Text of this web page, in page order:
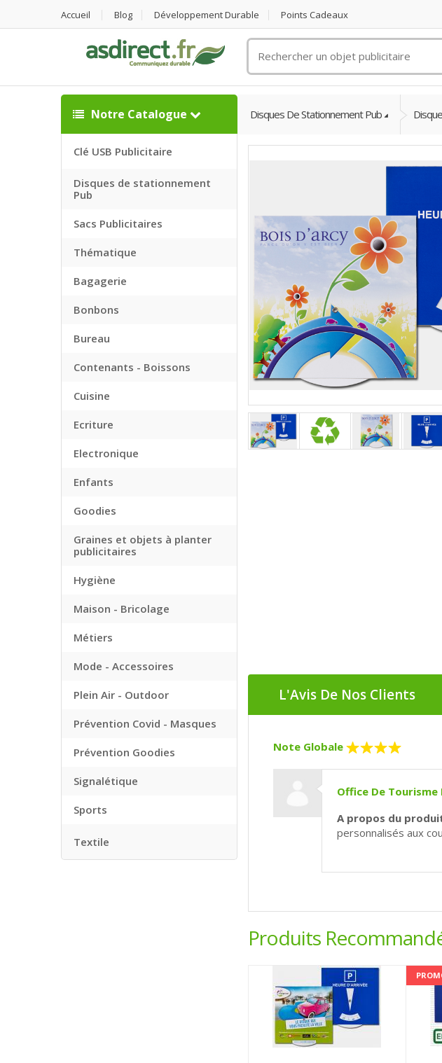
Accueil Blog Développement Durable Points Cadeaux
un
objet
publicitaire
Notre Catalogue
Clé USB Publicitaire
Disques de stationnement
Pub
Sacs Publicitaires
Thématique
Bagagerie
Bonbons
Bureau
Contenants - Boissons
Cuisine
Ecriture
Electronique
Enfants
Goodies
Graines et objets à planter
publicitaires
Hygiène
Maison - Bricolage
Métiers
Mode - Accessoires
Plein Air - Outdoor
Prévention Covid - Masques
Prévention Goodies
Signalétique
Sports
Textile
Disques De Stationnement Pub
L'Avis De Nos Clients
Note Globale
Office De Tourisme
A propos du
personnalisés aux
Produits